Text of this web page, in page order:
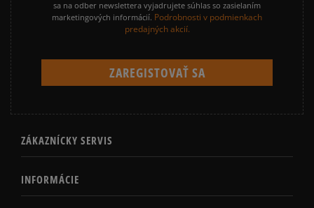
sa na odber newslettera vyjadrujete súhlas so zasielaním
marketingových informácií. Podrobnosti v podmienkach
predajných akcií.
ZÁKAZNÍCKY SERVIS
INFORMÁCIE